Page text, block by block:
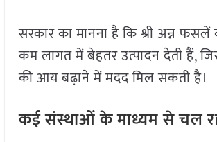
सरकार का मानना है कि श्री अन्न
कम लागत में बेहतर उत्पादन देती हैं,
की आय बढ़ाने में मदद मिल सकती है।
कई संस्थाओं के माध्यम से चल